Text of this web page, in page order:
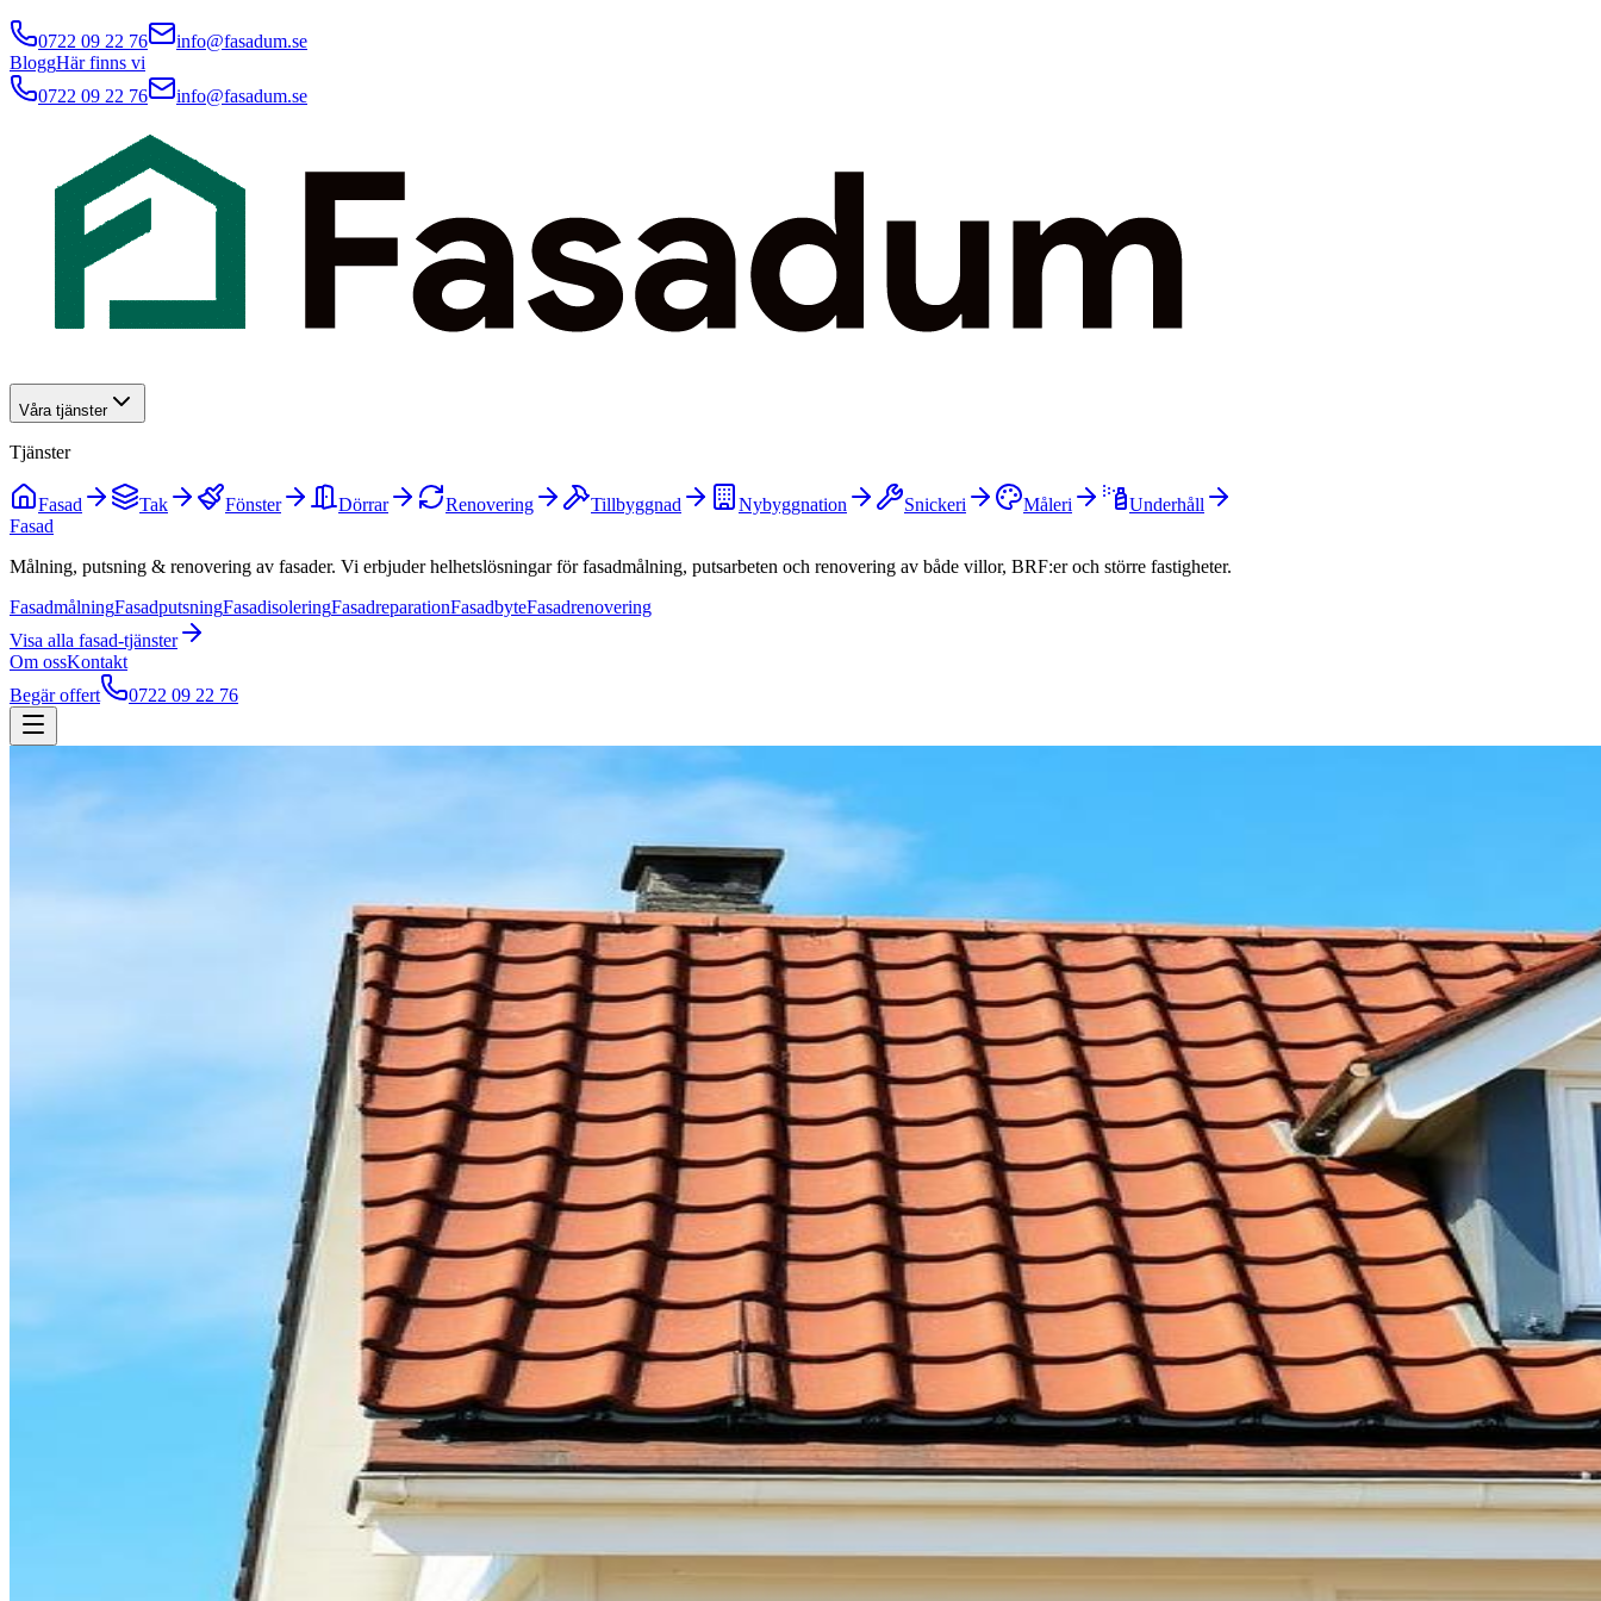
0722 09 22 76
info@fasadum.se
BloggHär finns vi
0722 09 22 76
info@fasadum.se
Våra tjänster
Tjänster
Fasad Tak Fönster Dörrar Renovering Tillbyggnad Nybyggnation Snickeri Måleri
Underhåll
Fasad
Målning, putsning & renovering av fasader. Vi erbjuder helhetslösningar för fasadmålning, putsarbeten och renovering av både villor, BRF:er och större fastigheter.
FasadmålningFasadputsningFasadisoleringFasadreparationFasadbyteFasadrenovering
Visa alla fasad-tjänster
Om ossKontakt
Begär offert
0722 09 22 76